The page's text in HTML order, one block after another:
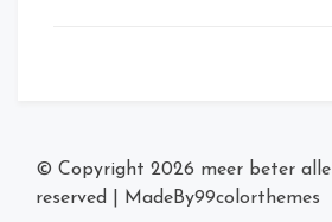
© Copyright 2026 meer beter
reserved
MadeBy99colorthemes